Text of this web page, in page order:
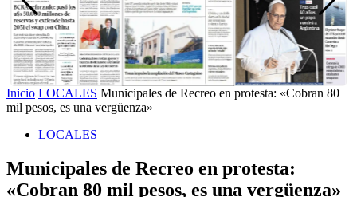
Inicio LOCALES Municipales de Recreo en protesta: «Cobran 80
mil pesos, es una vergüenza»
LOCALES
Municipales de Recreo en protesta:
«Cobran 80 mil pesos, es una vergüenza»